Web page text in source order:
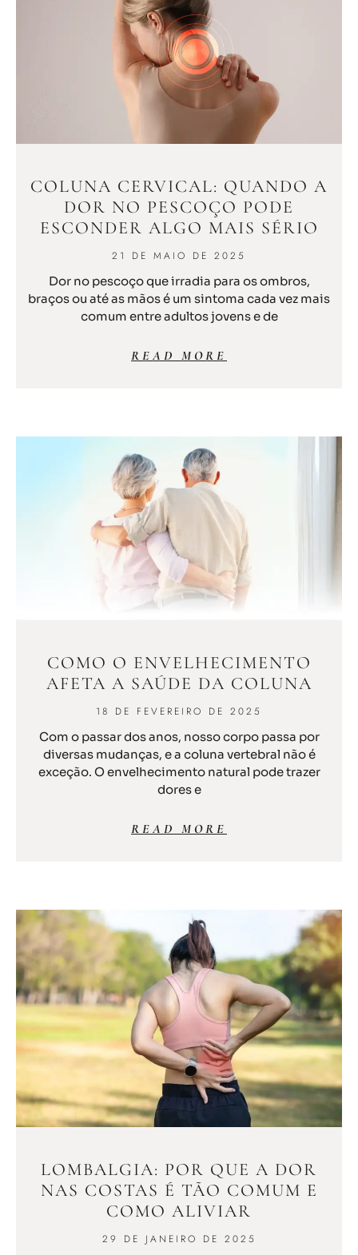
COLUNA CERVICAL: QUANDO A
DOR NO PESCOÇO PODE
ESCONDER ALGO MAIS SÉRIO
21 DE MAIO DE 2025
Dor no pescoço que irradia para os ombros,
braços ou até as mãos é um sintoma cada vez mais
comum entre adultos jovens e de
READ MORE
COMO O ENVELHECIMENTO
AFETA A SAÚDE DA COLUNA
18 DE FEVEREIRO DE 2025
Com o passar dos anos, nosso corpo passa por
diversas mudanças, e a coluna vertebral não é
exceção. O envelhecimento natural pode trazer
dores e
READ MORE
LOMBALGIA: POR QUE A DOR
NAS COSTAS É TÃO COMUM E
COMO ALIVIAR
29 DE JANEIRO DE 2025